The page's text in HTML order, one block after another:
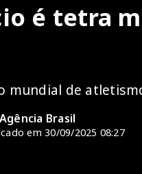
é tetra
mundial de
Agência Brasil
em 30/09/2025 08:27